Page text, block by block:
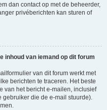
dan contact op met de beheerder,
privéberichten kan sturen of
inhoud van iemand op dit forum
van dit forum werkt met
berichten te traceren. Het beste
van het bericht e-mailen, inclusief
die de e-mail stuurde).